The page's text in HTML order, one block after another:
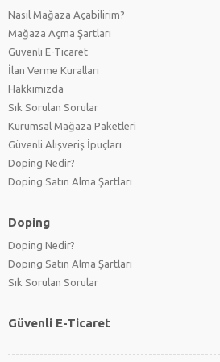
Nasıl Mağaza Açabilirim?
Mağaza Açma Şartları
Güvenli E-Ticaret
İlan Verme Kuralları
Hakkımızda
Sık Sorulan Sorular
Kurumsal Mağaza Paketleri
Güvenli Alışveriş İpuçları
Doping Nedir?
Doping Satın Alma Şartları
Doping
Doping Nedir?
Doping Satın Alma Şartları
Sık Sorulan Sorular
Güvenli E-Ticaret